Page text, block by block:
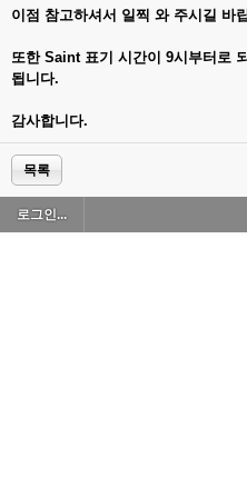
이점 참고하셔서 일찍 와 주시길 바
또한 Saint 표기 시간이 9시부터로
됩니다.
감사합니다.
목록
로그인...